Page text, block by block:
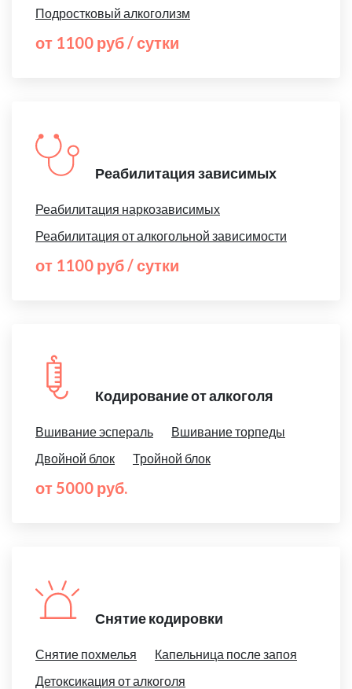
Подростковый алкоголизм
от 1100 руб / сутки
Реабилитация зависимых
Реабилитация наркозависимых
Реабилитация от алкогольной зависимости
от 1100 руб / сутки
Кодирование от алкоголя
Вшивание эспераль
Вшивание торпеды
Двойной блок
Тройной блок
от 5000 руб.
Снятие кодировки
Снятие похмелья
Капельница после запоя
Детоксикация от алкоголя